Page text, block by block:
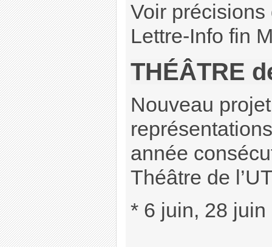
Voir
Lettre-Info fin
THÉÂTRE
Nouveau
année
Théâtre de
* 6 juin, 28